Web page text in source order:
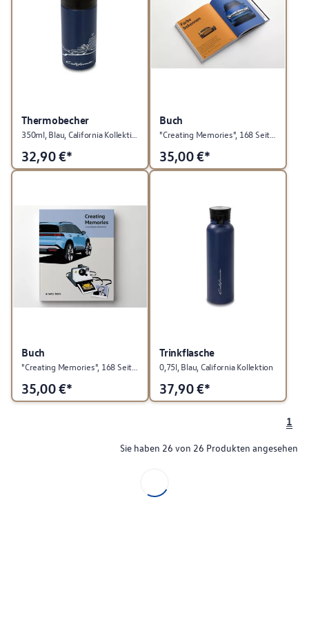
Thermobecher
350ml, Blau, California Kollektion
32,90€*
Buch
35,00€*
Buch
"Creating Memories", 168 Seiten, Englisch, Volkswagen Kollektion
35,00€*
Trinkflasche
0,75l, Blau, California Kollektion
37,90€*
1
Sie haben 26 von 26 Produkten angesehen